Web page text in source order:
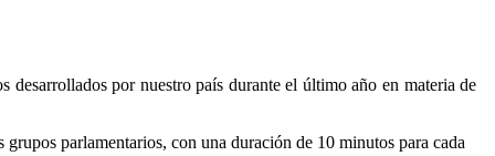
por nuestro país durante el último año en materia de
parlamentarios, con una duración de 10 minutos para cada